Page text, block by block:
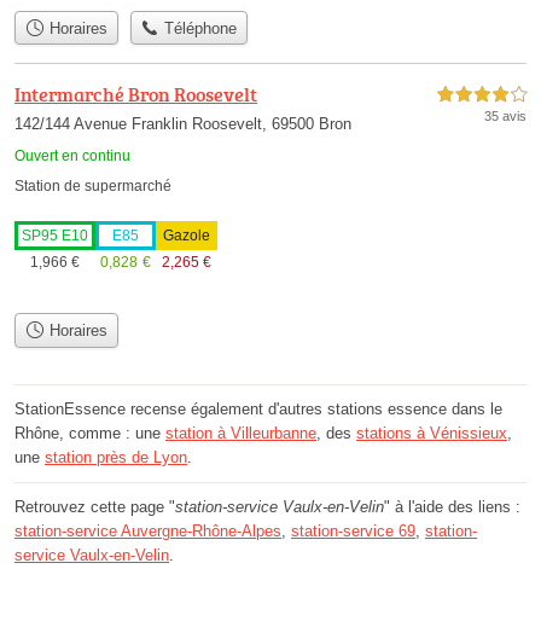
Horaires Téléphone
Intermarché Bron Roosevelt
142/144 Avenue Franklin Roosevelt, 69500 Bron
Ouvert en continu
4,0 étoiles sur 5
35 avis
Station de supermarché
SP95 E10
1,966 €
E85
0,828 €
Gazole
2,265 €
Horaires
StationEssence recense également d'autres stations essence dans le
Rhône, comme : une station à Villeurbanne , des stations à Vénissieux
une station près de Lyon
Retrouvez cette page "station-service Vaulx-en-Velin" à l'aide des liens :
station-service Auvergne-Rhône-Alpes station-service 69 station-
service Vaulx-en-Velin